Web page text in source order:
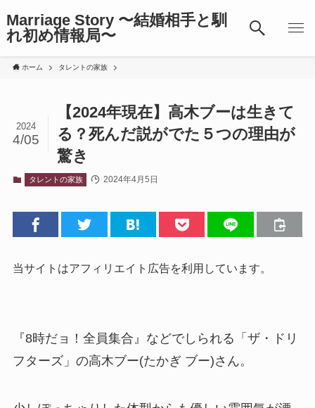
Marriage Story 〜結婚相手と馴
れ初め情報局〜
ホーム タレントの家族
【2024年現在】高木ブーは生きて
る？死んだ説がでた５つの理由が
驚き
2024
4/05
タレントの家族 2024年4月5日
当サイトはアフィリエイト広告を利用しています。
『8時だョ！全員集合』などでしられる「ザ・ドリ
フターズ」の高木ブー(たかぎ ブー)さん。